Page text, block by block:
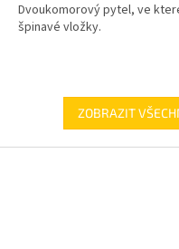
z
5
Dvoukomorový pytel, ve
špinavé vložky.
ZOBRAZIT